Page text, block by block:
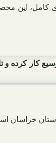
استفاده می شود، هر چند که طی ۱۰
کار کرده و
خراسان